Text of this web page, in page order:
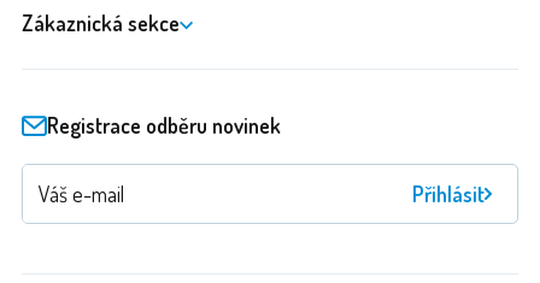
Zákaznická sekce
Registrace odběru novinek
Přihlásit